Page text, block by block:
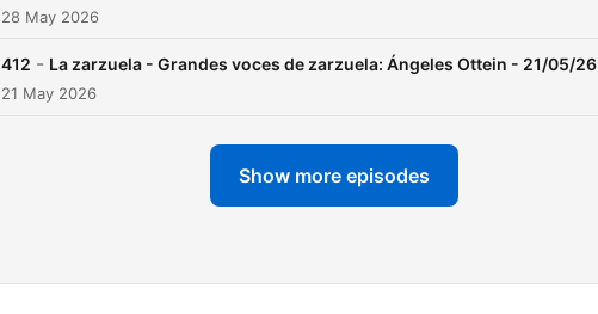
28 May 2026
412 - La zarzuela - Grandes voces de zarzuela: Ángeles Ottein - 21/05/26
21 May 2026
Show more episodes